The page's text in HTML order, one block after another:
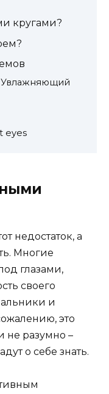
кругами?
Увлажняющий
eyes
недостаток, а
Многие
глазами,
своего
и
это
не разумно –
о себе знать.